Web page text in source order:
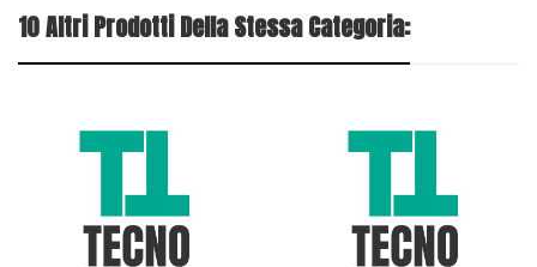
10 Altri Prodotti Della Stessa Categoria: